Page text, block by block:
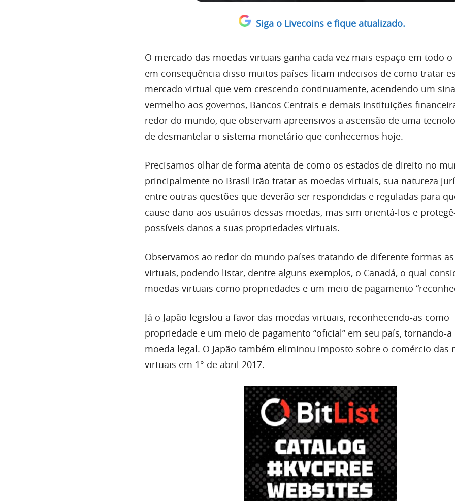
Siga o Livecoins e fique atualizado.
O mercado das moedas virtuais ganha cada vez mais espaço em todo
em consequência disso muitos países ficam indecisos de como tratar
mercado virtual que vem crescendo continuamente, acendendo um
vermelho aos governos, Bancos Centrais e demais instituições
redor do mundo, que observam apreensivos a ascensão de uma
de desmantelar o sistema monetário que conhecemos hoje.
Precisamos olhar de forma atenta de como os estados de direito no
principalmente no Brasil irão tratar as moedas virtuais, sua natureza
entre outras questões que deverão ser respondidas e reguladas para
cause dano aos usuários dessas moedas, mas sim orientá-los e
possíveis danos a suas propriedades virtuais.
Observamos ao redor do mundo países tratando de diferente formas
virtuais, podendo listar, dentre alguns exemplos, o Canadá, o qual
moedas virtuais como propriedades e um meio de pagamento
Já o Japão legislou a favor das moedas virtuais, reconhecendo-as como
propriedade e um meio de pagamento “oficial” em seu país, tornando-a
moeda legal. O Japão também eliminou imposto sobre o comércio das
virtuais em 1° de abril 2017.